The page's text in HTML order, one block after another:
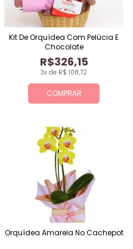
COMPRAR
3x de R$ 108,72
R$326,15
Kit De Orquídea Com Pelúcia E
Chocolate
Orquídea Amarela No Cachepot